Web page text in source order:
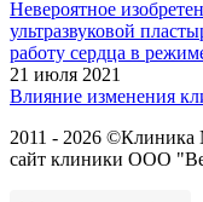
Невероятное
ультразвуковой
работу сердца в
21 июля 2021
Влияние изменения
2011 - 2026
сайт клиники ООО